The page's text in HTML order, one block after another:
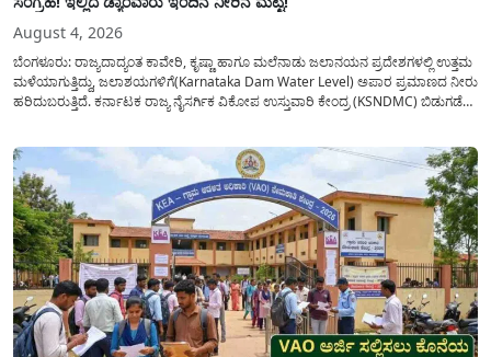
August 4, 2026
ಬೆಂಗಳೂರು: ರಾಜ್ಯದಾದ್ಯಂತ ಕಾವೇರಿ, ಕೃಷ್ಣಾ ಹಾಗೂ ಮಲೆನಾಡು ಜಲಾನಯನ ಪ್ರದೇಶಗಳಲ್ಲಿ ಉತ್ತಮ
ಮಳೆಯಾಗುತ್ತಿದ್ದು, ಜಲಾಶಯಗಳಿಗೆ(Karnataka Dam Water Level) ಅಪಾರ ಪ್ರಮಾಣದ ನೀರು
ಹರಿದುಬರುತ್ತಿದೆ. ಕರ್ನಾಟಕ ರಾಜ್ಯ ನೈಸರ್ಗಿಕ ವಿಕೋಪ ಉಸ್ತುವಾರಿ ಕೇಂದ್ರ (KSNDMC) ಬಿಡುಗಡೆ